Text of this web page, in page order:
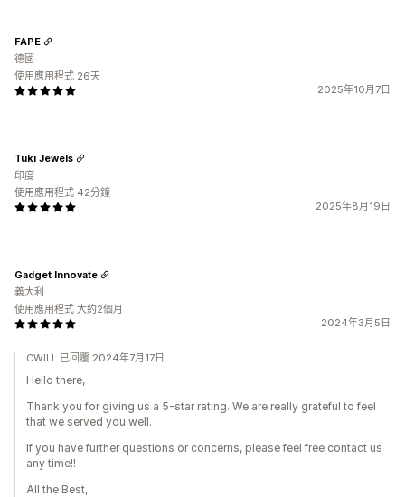
2025年10月7日
FAPE
德國
使用應用程式 26天
2025年8月19日
Tuki Jewels
印度
使用應用程式 42分鐘
2024年3月5日
Gadget Innovate
義大利
使用應用程式 大約2個月
CWILL 已回覆 2024年7月17日
Hello there,
Thank you for giving us a 5-star rating. We are really grateful to feel
that we served you well.
If you have further questions or concerns, please feel free contact us
any time!!
All the Best,